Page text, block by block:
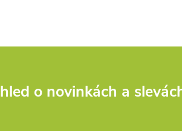
o novinkách a